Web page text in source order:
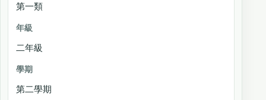
第一類
二年級
第二學期